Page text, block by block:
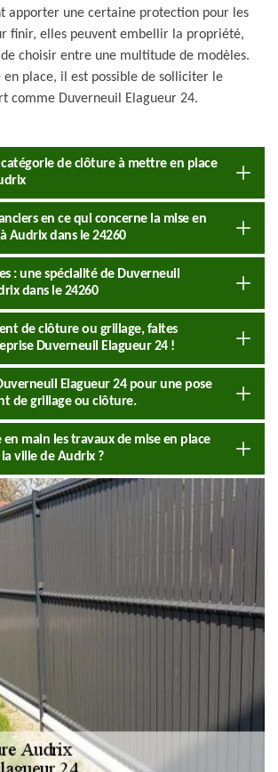
apporter une certaine protection pour les
finir, elles peuvent embellir la propriété,
choisir entre une multitude de modèles.
place, il est possible de solliciter le
comme Duverneuil Elagueur 24.
catégorie de clôture à mettre en place
en ce qui concerne la mise en
Audrix dans le 24260
: une spécialité de Duverneuil
dans le 24260
de clôture ou grillage, faites
Duverneuil Elagueur 24 !
Elagueur 24 pour une pose
de grillage ou clôture.
main les travaux de mise en place
ville de Audrix ?